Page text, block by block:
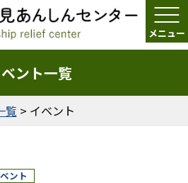
ント一覧
覧 > イベント
ント